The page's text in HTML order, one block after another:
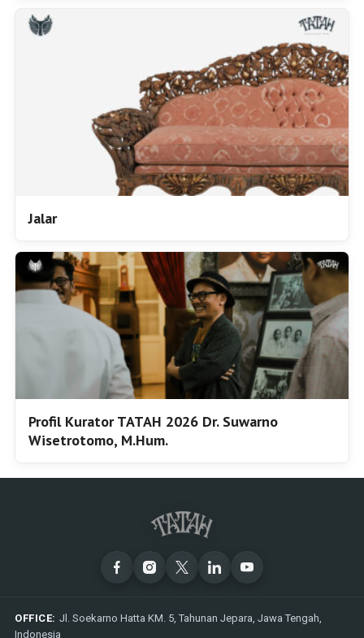
Jalar
Profil Kurator TATAH 2026 Dr. Suwarno
Wisetrotomo, M.Hum.
OFFICE: Jl. Soekarno Hatta KM. 5, Tahunan Jepara, Jawa Tengah,
Indonesia